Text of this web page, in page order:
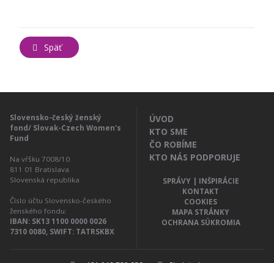
Späť
Slovensko-český ženský
fond/ Slovak-Czech Women's
Fund
Na vŕšku 7008/10
811 01 Bratislava
Slovenská republika
Číslo účtu Slovensko-českého
ženského fondu:
IBAN: SK13 1100 0000 0026
7310 0080, SWIFT: TATRSKBX
ÚVOD
KTO SME
ČO ROBÍME
KTO NÁS PODPORUJE
SPRÁVY | INŠPIRÁCIE
KONTAKT
COOKIES
MAPA STRÁNKY
OCHRANA SÚKROMIA